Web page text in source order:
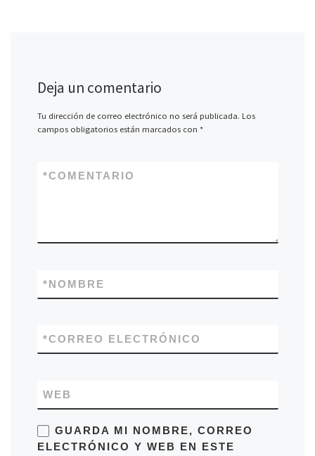
Deja un comentario
Tu dirección de correo electrónico no será publicada. Los
campos obligatorios están marcados con *
COMENTARIO
*
NOMBRE
*
CORREO ELECTRÓNICO
*
WEB
GUARDA MI NOMBRE, CORREO
ELECTRÓNICO Y WEB EN ESTE